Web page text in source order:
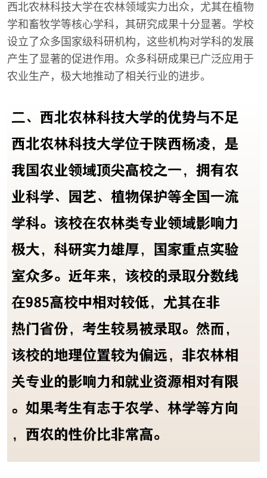
西北农林科技大学在农林领域实力出众，尤其在植物
学和畜牧学等核心学科，其研究成果十分显著。学校
设立了众多国家级科研机构，这些机构对学科的发展
产生了显著的促进作用。众多科研成果已广泛应用于
农业生产，极大地推动了相关行业的进步。